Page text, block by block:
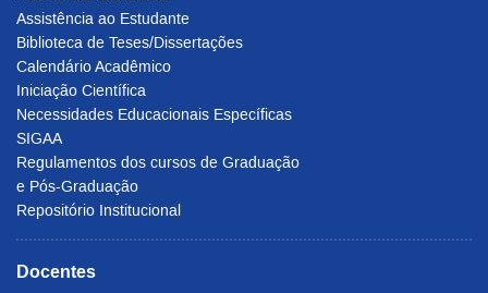
Assistência ao Estudante
Biblioteca de Teses/Dissertações
Calendário Acadêmico
Iniciação Científica
Necessidades Educacionais Específicas
SIGAA
Regulamentos dos cursos de Graduação
e Pós-Graduação
Repositório Institucional
Docentes